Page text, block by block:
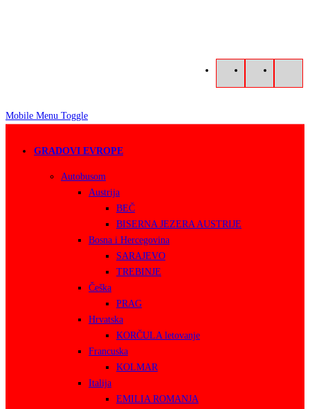
Mobile Menu Toggle
GRADOVI EVROPE
Autobusom
Austrija
BEČ
BISERNA JEZERA AUSTRIJE
Bosna i Hercegovina
SARAJEVO
TREBINJE
Češka
PRAG
Hrvatska
KORČULA letovanje
Francuska
KOLMAR
Italija
EMILIA ROMANJA